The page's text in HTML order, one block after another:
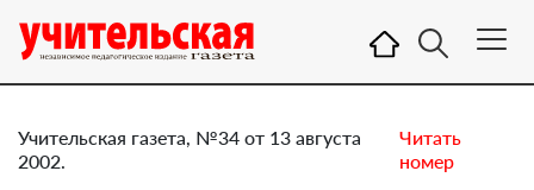
Учительская газета, №34 от 13 августа
2002.
Читать
номер